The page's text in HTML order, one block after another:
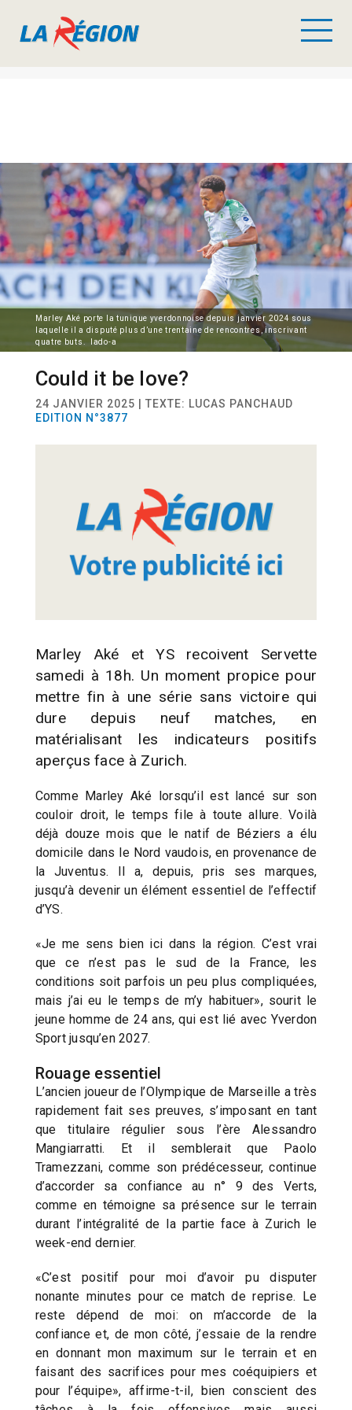
Marley Aké porte la tunique yverdonnoise depuis janvier 2024 sous
laquelle il a disputé plus d’une trentaine de rencontres, inscrivant
quatre buts. lado-a
Could it be love?
24 JANVIER 2025 | TEXTE: LUCAS PANCHAUD
EDITION N°3877
Marley Aké et YS recoivent Servette
samedi à 18h. Un moment propice pour
mettre fin à une série sans victoire qui
dure depuis neuf matches, en
matérialisant les indicateurs positifs
aperçus face à Zurich.
Comme Marley Aké lorsqu’il est lancé sur son
couloir droit, le temps file à toute allure. Voilà
déjà douze mois que le natif de Béziers a élu
domicile dans le Nord vaudois, en provenance de
la Juventus. Il a, depuis, pris ses marques,
jusqu’à devenir un élément essentiel de l’effectif
d’YS.
«Je me sens bien ici dans la région. C’est vrai
que ce n’est pas le sud de la France, les
conditions soit parfois un peu plus compliquées,
mais j’ai eu le temps de m’y habituer», sourit le
jeune homme de 24 ans, qui est lié avec Yverdon
Sport jusqu’en 2027.
Rouage essentiel
L’ancien joueur de l’Olympique de Marseille a très
rapidement fait ses preuves, s’imposant en tant
que titulaire régulier sous l’ère Alessandro
Mangiarratti. Et il semblerait que Paolo
Tramezzani, comme son prédécesseur, continue
d’accorder sa confiance au n° 9 des Verts,
comme en témoigne sa présence sur le terrain
durant l’intégralité de la partie face à Zurich le
week-end dernier.
«C’est positif pour moi d’avoir pu disputer
nonante minutes pour ce match de reprise. Le
reste dépend de moi: on m’accorde de la
confiance et, de mon côté, j’essaie de la rendre
en donnant mon maximum sur le terrain et en
faisant des sacrifices pour mes coéquipiers et
pour l’équipe», affirme-t-il, bien conscient des